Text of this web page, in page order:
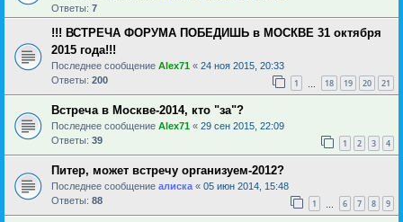
Ответы: 7
!!! ВСТРЕЧА ФОРУМА ПОБЕДИШЬ в МОСКВЕ 31 октября
2015 года!!!
Последнее сообщение Alex71 « 24 ноя 2015, 20:33
Ответы: 200 1 18 19 20 21
Встреча в Москве-2014, кто "за"?
Последнее сообщение Alex71 « 29 сен 2015, 22:09
Ответы: 39 1 2 3 4
Питер, может встречу организуем-2012?
Последнее сообщение алиска « 05 июн 2014, 15:48
Ответы: 88 1 6 7 8 9